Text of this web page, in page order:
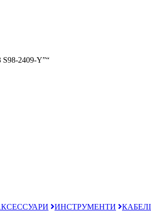
S98-2409-Y”“
ИНСТРУМЕНТИ